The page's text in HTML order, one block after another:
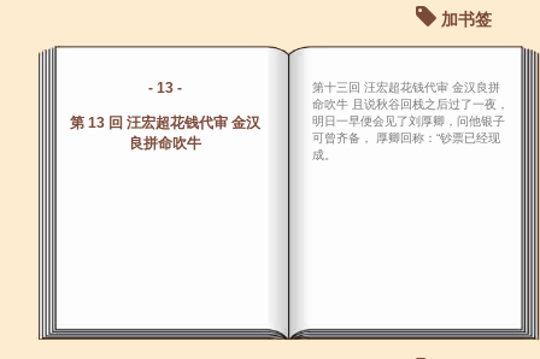
加书签
- 13 -
第 13 回 汪宏超花钱代审 金汉
良拼命吹牛
第十三回 汪宏超花钱代审 金汉良拼
命吹牛 且说秋谷回栈之后过了一夜，
明日一早便会见了刘厚卿，问他银子
可曾齐备， 厚卿回称：“钞票已经现
成。